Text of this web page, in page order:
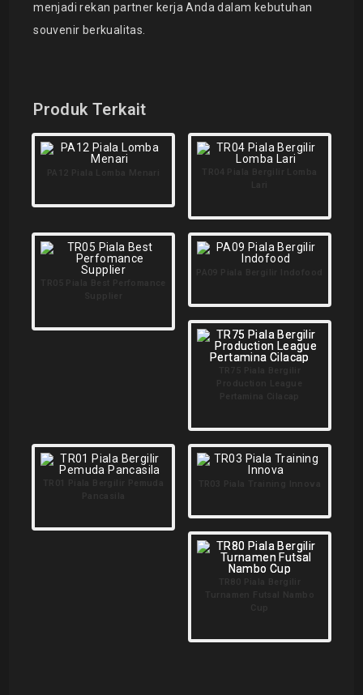
menjadi rekan partner kerja Anda dalam kebutuhan
souvenir berkualitas.
Produk Terkait